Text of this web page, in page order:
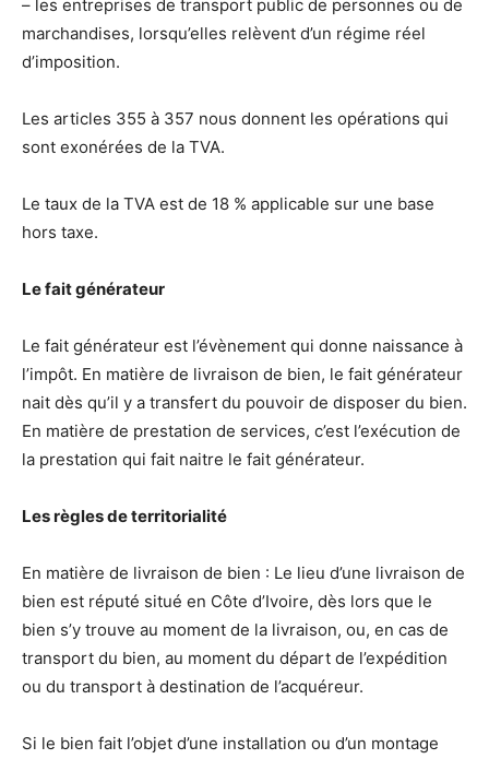
– les entreprises de transport public de personnes ou de
marchandises, lorsqu’elles relèvent d’un régime réel
d’imposition.
Les articles 355 à 357 nous donnent les opérations qui
sont exonérées de la TVA.
Le taux de la TVA est de 18 % applicable sur une base
hors taxe.
Le fait générateur
Le fait générateur est l’évènement qui donne naissance à
l’impôt. En matière de livraison de bien, le fait générateur
nait dès qu’il y a transfert du pouvoir de disposer du bien.
En matière de prestation de services, c’est l’exécution de
la prestation qui fait naitre le fait générateur.
Les règles de territorialité
En matière de livraison de bien : Le lieu d’une livraison de
bien est réputé situé en Côte d’Ivoire, dès lors que le
bien s’y trouve au moment de la livraison, ou, en cas de
transport du bien, au moment du départ de l’expédition
ou du transport à destination de l’acquéreur.
Si le bien fait l’objet d’une installation ou d’un montage